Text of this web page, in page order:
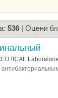
536 | Оцени